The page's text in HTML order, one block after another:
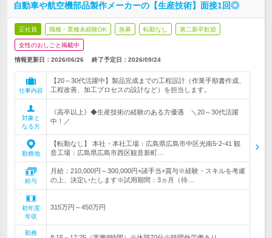
自動車や航空機部品製作メーカーの【生産技術】面接1回◎
正社員 職種・業種未経験OK 急募 転勤なし 第二新卒歓迎
女性のおしごと掲載中
情報更新日：2026/06/26 終了予定日： 2026/09/24
仕事内容
【20～30代活躍中】製品完成までの工程設計（作業手順書作成、
工程改善、加工プロセスの設計など）を担当します。
対象と
なる方
《高卒以上》◆生産技術の経験のある方優遇 ＼20～30代活躍
中！／
勤務地
【転勤なし】 本社・本社工場：広島県広島市中区光南5-2-41 観
音工場：広島県広島市西区観音新町…
給与
月給：210,000円～300,000円+諸手当+賞与※経験・スキルを考慮
の上、決定いたします※試用期間：3ヵ月（待…
初年度
年収
315万円～450万円
勤務